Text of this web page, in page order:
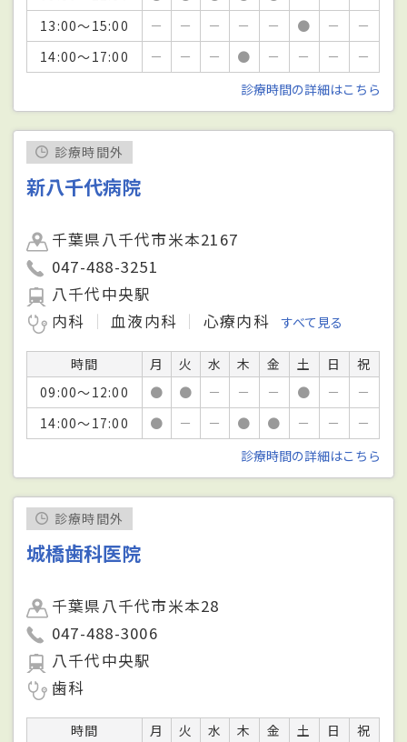
13:00～15:00
－ － － － － ● －
－
14:00～17:00
－ － － ● － － －
－
診療時間の詳細はこちら
診療時間外
新八千代病院
千葉県八千代市米本2167
047-488-3251
八千代中央駅
内科
血液内科 心療内科 すべて見る
時間 月 火 水 木 金 土 日
祝
09:00～12:00
● ● － － － ● －
－
14:00～17:00
● － － ● ● － －
－
診療時間の詳細はこちら
診療時間外
城橋歯科医院
千葉県八千代市米本28
047-488-3006
八千代中央駅
歯科
時間 月 火 水 木 金 土 日 祝